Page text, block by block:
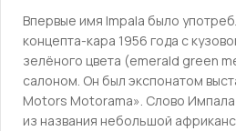
Впервые имя Impala было
концепта-кара 1956 года с
зелёного цвета (emerald green
салоном. Он был экспонатом
Motors Motorama». Слово
из названия небольшой